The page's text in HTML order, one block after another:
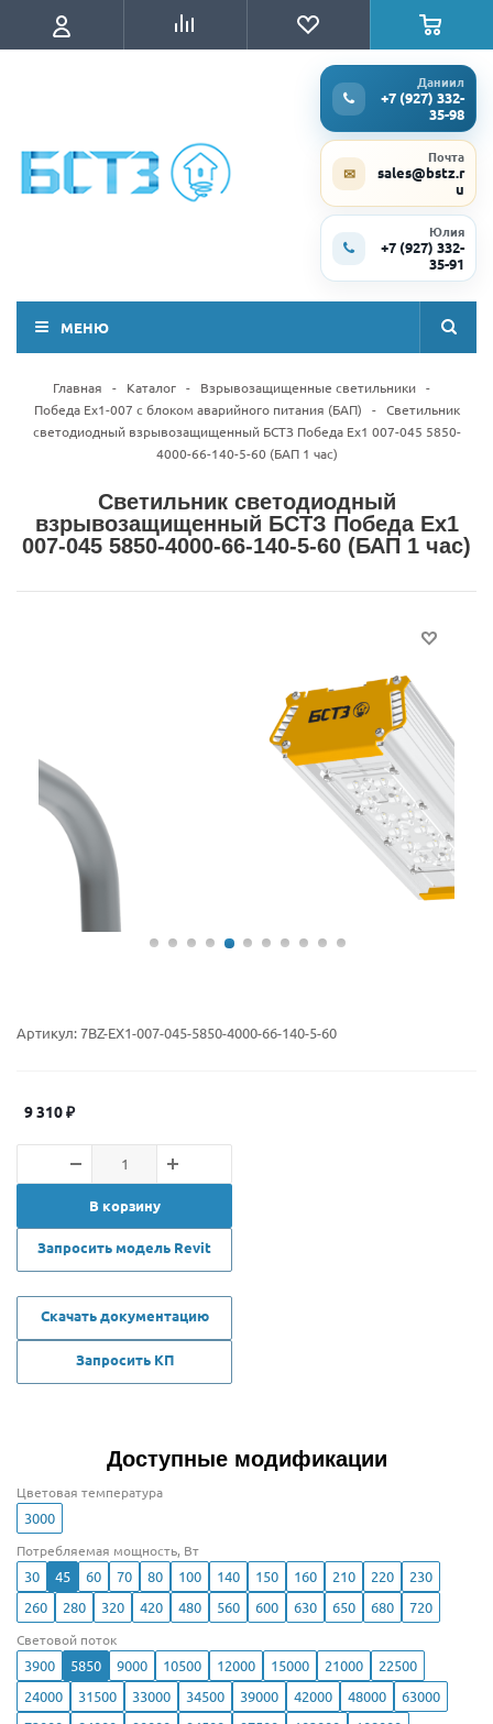
Даниил
+7 (927) 332-
35-98
✉
Почта
sales@bstz.r
u
Юлия
+7 (927) 332-
35-91
МЕНЮ
Главная - Каталог - Взрывозащищенные светильники -
Победа Ex1-007 с блоком аварийного питания (БАП)
- Светильник
светодиодный взрывозащищенный БСТЗ Победа Ex1 007-045 5850-
4000-66-140-5-60 (БАП 1 час)
Светильник светодиодный
взрывозащищенный БСТЗ Победа Ex1
007-045 5850-4000-66-140-5-60 (БАП 1 час)
Артикул:7BZ-EX1-007-045-5850-4000-66-140-5-60
9 310₽
В корзину
Запросить модель Revit
Скачать документацию
Запросить КП
Доступные модификации
Цветовая температура
3000
Потребляемая мощность, Вт
30 45 60 70 80 100 140 150 160 210 220
230
260
280 320 420 480 560 600 630 650 680 720
Световой поток
3900 5850 9000 10500 12000 15000 21000
22500
24000
31500 33000 34500 39000 42000 48000
63000